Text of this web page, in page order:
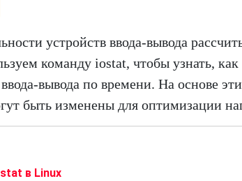
устройств ввода-вывода
команду iostat, чтобы узнать,
вывода по времени. На основе
быть изменены для оптимизации
в Linux